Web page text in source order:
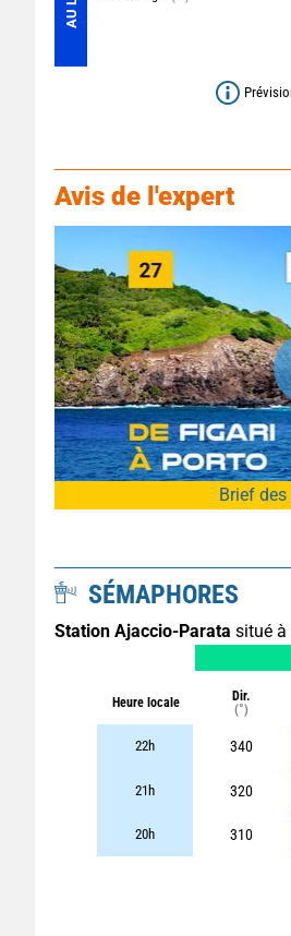
Avis de l'expert
Brief
SÉMAPHORES
Station Ajaccio-Parata situé à
Heure locale
Dir.
(°)
22h 340
21h 320
20h 310